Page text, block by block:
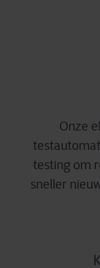
Onze
testing om
sneller